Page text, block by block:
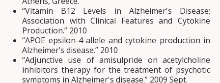
“Vitamin B12 Levels in Alzheimer's Disease:
Association with Clinical Features and Cytokine
Production.” 2010
“APOE epsilon-4 allele and cytokine production in
Alzheimer’s disease.” 2010
“Adjunctive use of amisulpride on acetylcholine
inhibitors therapy for the treatment of psychotic
symptoms in Alzheimer's disease.” 2009 Sept.